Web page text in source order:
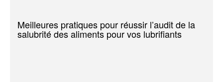
Meilleures pratiques pour réussir l’audit de la
salubrité des aliments pour vos lubrifiants